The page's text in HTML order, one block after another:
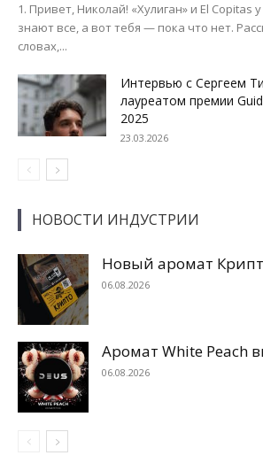
1. Привет, Николай! «Хулиган» и El Copitas
знают все, а вот тебя — пока что нет.
словах,...
Интервью с Сергеем
лауреатом премии
2025
23.03.2026
НОВОСТИ ИНДУСТРИИ
Новый аромат
06.08.2026
Аромат White Peach
06.08.2026